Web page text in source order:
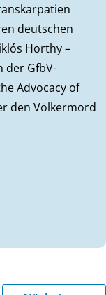
deutschen
Horthy –
der GfbV-
Advocacy of
den Völkermord